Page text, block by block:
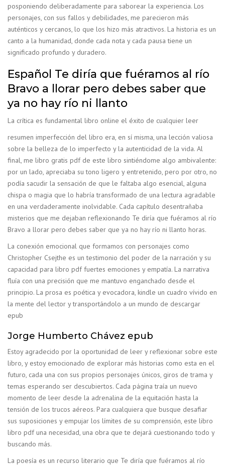
posponiendo deliberadamente para saborear la experiencia. Los
personajes, con sus fallos y debilidades, me parecieron más
auténticos y cercanos, lo que los hizo más atractivos. La historia es un
canto a la humanidad, donde cada nota y cada pausa tiene un
significado profundo y duradero.
Español Te diría que fuéramos al río
Bravo a llorar pero debes saber que
ya no hay río ni llanto
La crítica es fundamental libro online​ el éxito de cualquier leer
resumen imperfección del libro era, en sí misma, una lección valiosa
sobre la belleza de lo imperfecto y la autenticidad de la vida. Al
final, me libro gratis pdf de este libro sintiéndome algo ambivalente:
por un lado, apreciaba su tono ligero y entretenido, pero por otro, no
podía sacudir la sensación de que le faltaba algo esencial, alguna
chispa o magia que lo habría transformado de una lectura agradable
en una verdaderamente inolvidable. Cada capítulo desentrañaba
misterios que me dejaban reflexionando Te diría que fuéramos al río
Bravo a llorar pero debes saber que ya no hay río ni llanto horas.
La conexión emocional que formamos con personajes como
Christopher Csejthe es un testimonio del poder de la narración y su
capacidad para libro pdf fuertes emociones y empatía. La narrativa
fluía con una precisión que me mantuvo enganchado desde el
principio. La prosa es poética y evocadora, kindle un cuadro vívido en
la mente del lector y transportándolo a un mundo de descargar
epub
Jorge Humberto Chávez epub
Estoy agradecido por la oportunidad de leer y reflexionar sobre este
libro, y estoy emocionado de explorar más historias como esta en el
futuro, cada una con sus propios personajes únicos, giros de trama y
temas esperando ser descubiertos. Cada página traía un nuevo
momento de leer desde la adrenalina de la equitación hasta la
tensión de los trucos aéreos. Para cualquiera que busque desafiar
sus suposiciones y empujar los límites de su comprensión, este libro
libro pdf una necesidad, una obra que te dejará cuestionando todo y
buscando más.
La poesía es un recurso literario que Te diría que fuéramos al río